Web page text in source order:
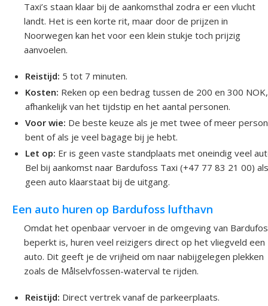
Taxi’s staan klaar bij de aankomsthal zodra er een vlucht
landt. Het is een korte rit, maar door de prijzen in
Noorwegen kan het voor een klein stukje toch prijzig
aanvoelen.
Reistijd: 5 tot 7 minuten.
Kosten: Reken op een bedrag tussen de 200 en 300 NOK,
afhankelijk van het tijdstip en het aantal personen.
Voor wie: De beste keuze als je met twee of meer
bent of als je veel bagage bij je hebt.
Let op: Er is geen vaste standplaats met oneindig veel
Bel bij aankomst naar Bardufoss Taxi (+47 77 83 21 00)
geen auto klaarstaat bij de uitgang.
Een auto huren op Bardufoss lufthavn
Omdat het openbaar vervoer in de omgeving van
beperkt is, huren veel reizigers direct op het vliegveld een
auto. Dit geeft je de vrijheid om naar nabijgelegen plekken
zoals de Målselvfossen-waterval te rijden.
Reistijd: Direct vertrek vanaf de parkeerplaats.